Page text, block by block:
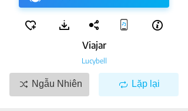
Viajar
Lucybell
Ngẫu Nhiên Lặp lại